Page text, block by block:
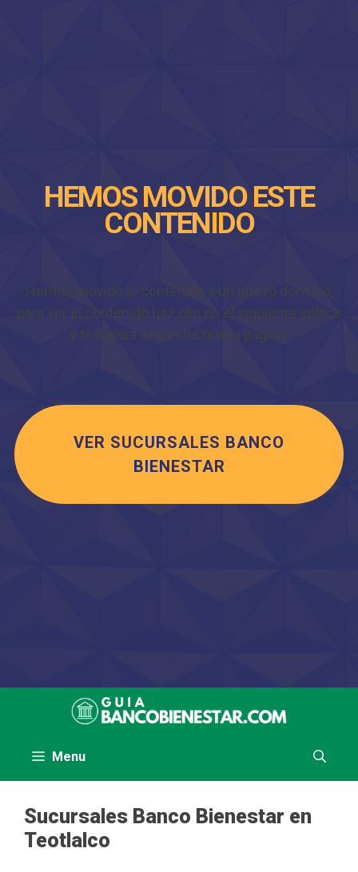
HEMOS MOVIDO ESTE
CONTENIDO
Hemos movido el contenido a un nuevo dominio,
para ver el contenido haz clic en el siguiente enlace
y te llevará a nuestra nueva página.
VER SUCURSALES BANCO
BIENESTAR
Menu
Sucursales Banco Bienestar en
Teotlalco